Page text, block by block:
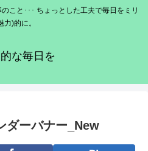
こと･･･ ちょっとした工夫で毎日をミリ
力)的に。
な毎日を
ダーバナー_New